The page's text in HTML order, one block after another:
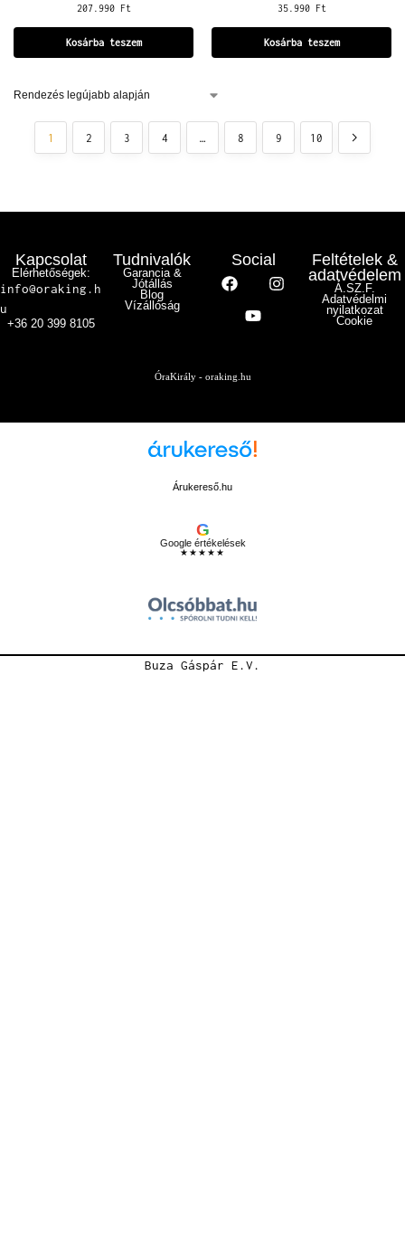
207.990 Ft
Kosárba teszem
35.990 Ft
Kosárba teszem
1 2 3 4 … 8 9 10
Kapcsolat
Elérhetőségek:
info@oraking.h
u
+36 20 399 8105
Tudnivalók
Garancia &
Jótállás
Blog
Vízállóság
Social
Feltételek &
adatvédelem
Á.SZ.F.
Adatvédelmi
nyilatkozat
Cookie
ÓraKirály - oraking.hu
Árukereső.hu
G
Google értékelések
★★★★★
Buza Gáspár E.V.